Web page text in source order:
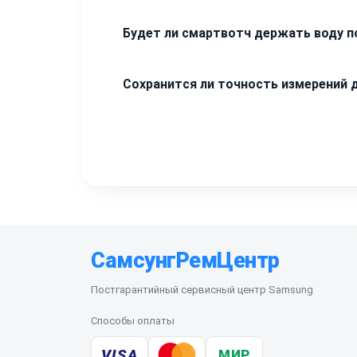
самопроизвольно нажиматься через
Будет ли смартвотч держать воду
рекомендуем использовать умные часы
Сохранится ли точность измерений
пульс, уровень кислорода и другие
СамсунгРемЦентр
Постгарантийный сервисный центр Samsung
Способы оплаты